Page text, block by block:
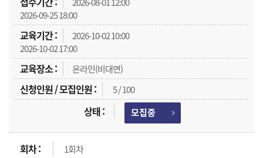
2026-09-25 18:00
2026-10-02 10:00
2026-10-02 17:00
온라인(비대면)
5 / 100
모집중
1회차